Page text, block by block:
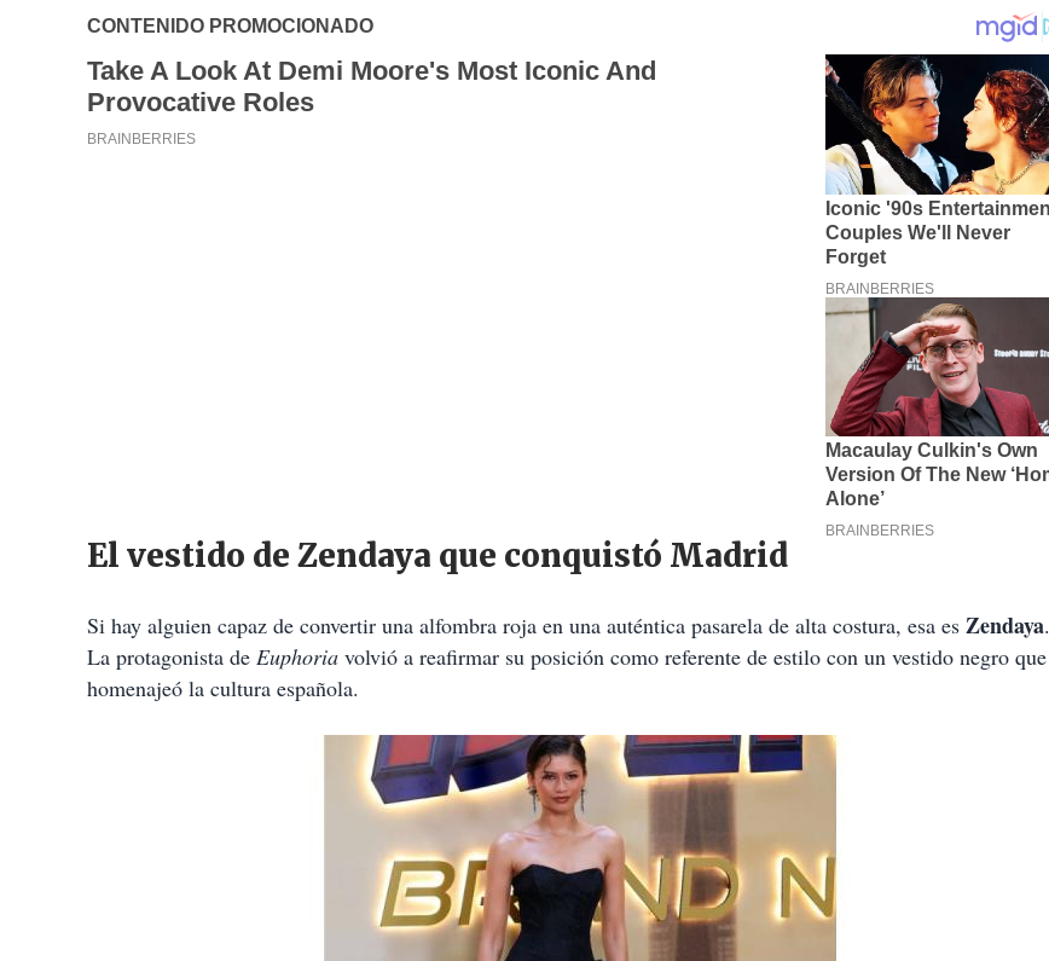
El vestido de Zendaya que conquistó Madrid
Si hay alguien capaz de convertir una alfombra roja en una auténtica pasarela de alta costura, esa es Zendaya.
La protagonista de Euphoria volvió a reafirmar su posición como referente de estilo con un vestido negro que
homenajeó la cultura española.